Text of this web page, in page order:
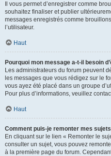
Il vous permet d’enregistrer comme
souhaitez finaliser et publier
messages enregistrés comme
l’utilisateur.
Haut
Pourquoi mon message a-t-il besoin
Les administrateurs du forum peuvent
les messages que vous rédigez sur le
vous ayez été placé dans un groupe
Pour plus d’informations, veuillez
Haut
Comment puis-je remonter mes
En cliquant sur le lien « Remonter le
consulter un sujet, vous pouvez
à la première page du forum.